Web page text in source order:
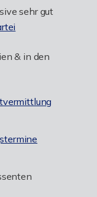
sehr gut
& in den